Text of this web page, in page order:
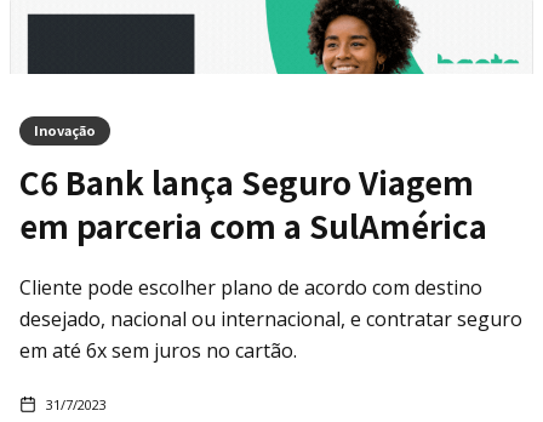
Inovação
C6 Bank lança Seguro Viagem
em parceria com a SulAmérica
Cliente pode escolher plano de acordo com destino
desejado, nacional ou internacional, e contratar seguro
em até 6x sem juros no cartão.
31/7/2023